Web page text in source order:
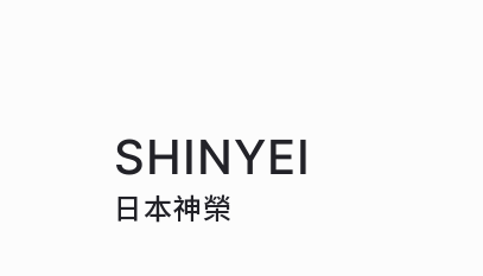
SHINYEI
日本神榮